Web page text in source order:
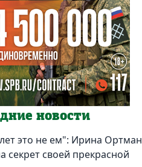
реклама новости
это не ем": Ирина Ортман
секрет своей прекрасной